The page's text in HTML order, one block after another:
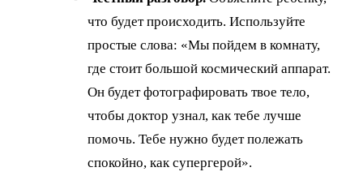
что будет происходить. Используйте
простые слова: «Мы пойдем в комнату,
где стоит большой космический аппарат.
Он будет фотографировать твое тело,
чтобы доктор узнал, как тебе лучше
помочь. Тебе нужно будет полежать
спокойно, как супергерой».